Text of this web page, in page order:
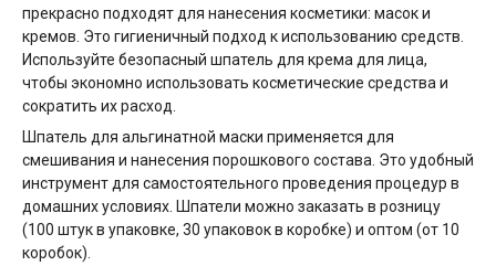
прекрасно подходят для нанесения косметики: масок и
кремов. Это гигиеничный подход к использованию средств.
Используйте безопасный шпатель для крема для лица,
чтобы экономно использовать косметические средства и
сократить их расход.
Шпатель для альгинатной маски применяется для
смешивания и нанесения порошкового состава. Это удобный
инструмент для самостоятельного проведения процедур в
домашних условиях. Шпатели можно заказать в розницу
(100 штук в упаковке, 30 упаковок в коробке) и оптом (от 10
коробок).